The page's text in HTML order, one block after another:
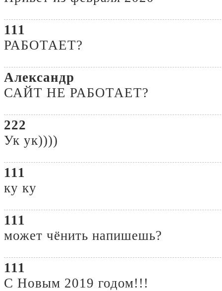
111
РАБОТАЕТ?
Александр
САЙТ НЕ РАБОТАЕТ?
222
Ук ук))))
111
ку ку
111
может чёнить напишешь?
111
С Новым 2019 годом!!!